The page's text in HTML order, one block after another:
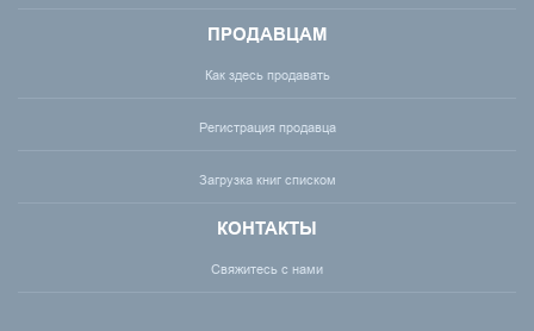
ПРОДАВЦАМ
Как здесь продавать
Регистрация продавца
Загрузка книг списком
КОНТАКТЫ
Свяжитесь с нами